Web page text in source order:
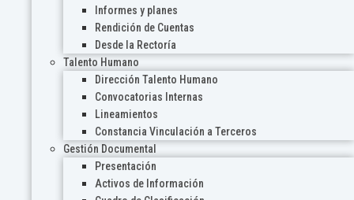
Informes y planes
Rendición de Cuentas
Desde la Rectoría
Talento Humano
Dirección Talento Humano
Convocatorias Internas
Lineamientos
Constancia Vinculación a Terceros
Gestión Documental
Presentación
Activos de Información